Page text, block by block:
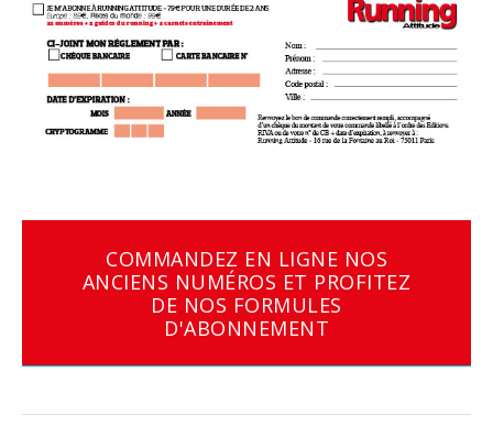
COMMANDEZ EN LIGNE NOS
ANCIENS NUMÉROS ET PROFITEZ
DE NOS FORMULES
D'ABONNEMENT